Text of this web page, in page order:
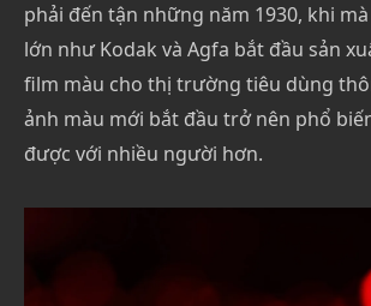
phải đến tận những năm 1930, khi
lớn như Kodak và Agfa bắt đầu sản
film màu cho thị trường tiêu dùng
ảnh màu mới bắt đầu trở nên phổ
được với nhiều người hơn.